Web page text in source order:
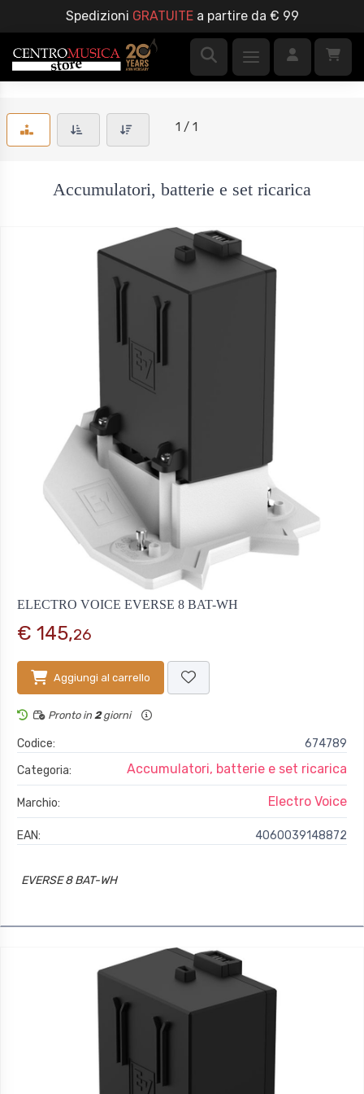
Spedizioni GRATUITEa partire da € 99
1 / 1
Accumulatori, batterie e set ricarica
ELECTRO VOICE EVERSE 8 BAT-WH
€ 145,26
Aggiungi al carrello
Pronto in 2giorni
Codice:
674789
Categoria:
Accumulatori, batterie e set ricarica
Marchio: Electro Voice
EAN: 4060039148872
EVERSE 8 BAT-WH